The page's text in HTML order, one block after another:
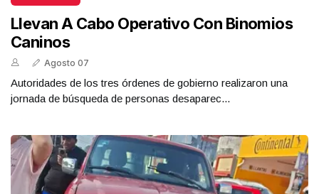
Llevan A Cabo Operativo Con Binomios
Caninos
Agosto 07
Autoridades de los tres órdenes de gobierno realizaron una
jornada de búsqueda de personas desaparec...